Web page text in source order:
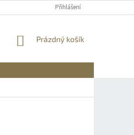
DOPRAVA A PLATBA
Přihlášení
NÁKUPNÍ
Prázdný košík